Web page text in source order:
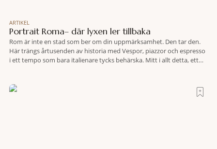
ARTIKEL
Portrait Roma– där lyxen ler tillbaka
Rom är inte en stad som ber om din uppmärksamhet. Den tar den.
Här trängs årtusenden av historia med Vespor, piazzor och espresso
i ett tempo som bara italienare tycks behärska. Mitt i allt detta, ett